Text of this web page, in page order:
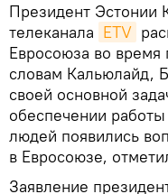
Президент Эстонии
телеканала ETV
Евросоюза во
словам Кальюлайд,
своей основной
обеспечении
людей появились
в Евросоюзе,
Заявление